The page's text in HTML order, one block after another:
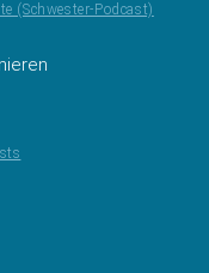
(Schwester-Podcast)